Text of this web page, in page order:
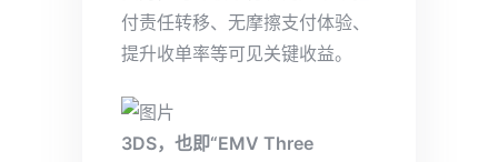
付责任转移、无摩擦支付体验、
提升收单率等可见关键收益。
3DS，也即“EMV Three